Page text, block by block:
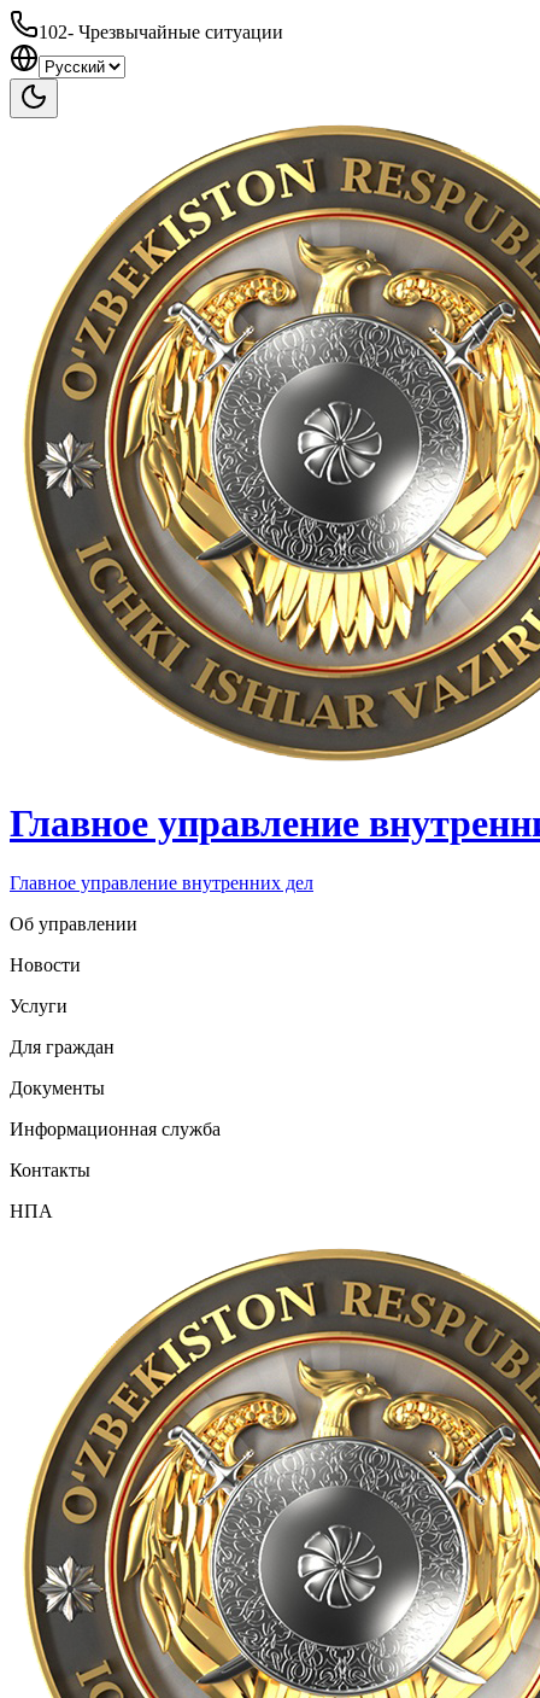
102- Чрезвычайные ситуации
Главное управление
Главное управление внутренних дел
Об управлении
Новости
Услуги
Для граждан
Документы
Информационная служба
Контакты
НПА